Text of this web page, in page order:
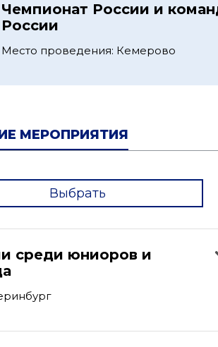
Чемпионат России и
России
Место проведения: Кемерово
МЕРОПРИЯТИЯ
Выбрать
среди юниоров и